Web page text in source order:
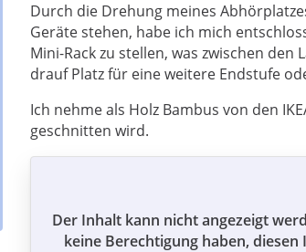
Durch die Drehung meines
Geräte stehen, habe ich mich
Mini-Rack zu stellen, was zwischen
drauf Platz für eine weitere Endstufe
Ich nehme als Holz Bambus von den
geschnitten wird.
Der Inhalt kann nicht angezeigt
keine Berechtigung haben, diesen